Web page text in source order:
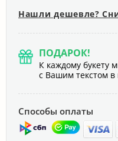
Нашли дешевле?
ПОДАРОК!
К каждому букету
с Вашим текстом в
Способы оплаты